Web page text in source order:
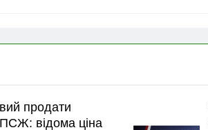
продати
відома ціна